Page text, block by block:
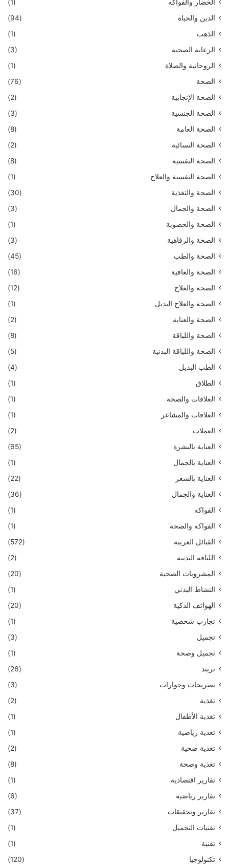
الخضار والفواكه
(1)
الدين والحياة
(94)
الذهب
(1)
الرعاية الصحية
(3)
الروحانية والصلاة
(1)
الصحة
(76)
الصحة الإنجابية
(2)
الصحة الجنسية
(3)
الصحة العامة
(8)
الصحة النسائية
(2)
الصحة النفسية
(8)
الصحة النفسية والعلاج
(1)
الصحة والتغذية
(30)
الصحة والجمال
(3)
الصحة والخصوبة
(1)
الصحة والرفاهية
(3)
الصحة والطب
(45)
الصحة والعافية
(16)
الصحة والعلاج
(12)
الصحة والعلاج البديل
(1)
الصحة والعناية
(2)
الصحة واللياقة
(8)
الصحة واللياقة البدنية
(5)
الطب البديل
(4)
الطلاق
(1)
العلاقات والصحة
(1)
العلاقات والمشاعر
(1)
العملات
(2)
العناية بالبشرة
(65)
العناية بالجمال
(1)
العناية بالشعر
(22)
العناية والجمال
(36)
الفواكه
(1)
الفواكه والصحة
(1)
القبائل العربية
(572)
اللياقة البدنية
(2)
المشروبات الصحية
(20)
النشاط البدني
(1)
الهواتف الذكية
(20)
تجارب شخصية
(1)
تجميل
(3)
تجميل وصحة
(1)
تريند
(26)
تصريحات وحوارات
(3)
تغذية
(2)
تغذية الأطفال
(1)
تغذية رياضية
(1)
تغذية صحية
(2)
تغذية وصحة
(8)
تقارير اقتصادية
(1)
تقارير رياضية
(6)
تقارير وتحقيقات
(37)
تقنيات التجميل
(1)
تقنية
(1)
تكنولوجيا
(120)